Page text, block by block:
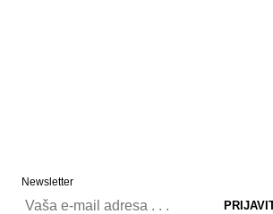
Newsletter